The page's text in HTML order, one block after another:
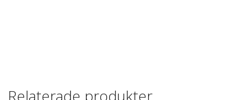
Relaterade produkter